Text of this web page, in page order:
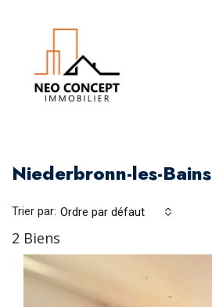
Niederbronn-les-Bains
2 Biens
Trier par: Ordre par défaut